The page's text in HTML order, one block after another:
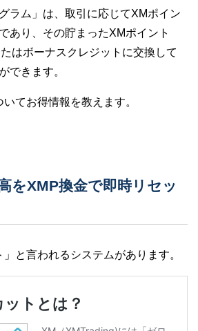
ラム」は、取引に応じてXMポイン
あり、その貯まったXMポイント
はボーナスクレジットに交換して
できます。
てお得情報を教えます。
をXMP換金で即時リセッ
と言われるシステムがあります。